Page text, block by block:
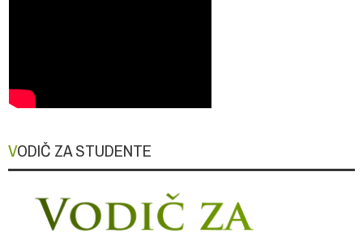
VODIČ ZA STUDENTE